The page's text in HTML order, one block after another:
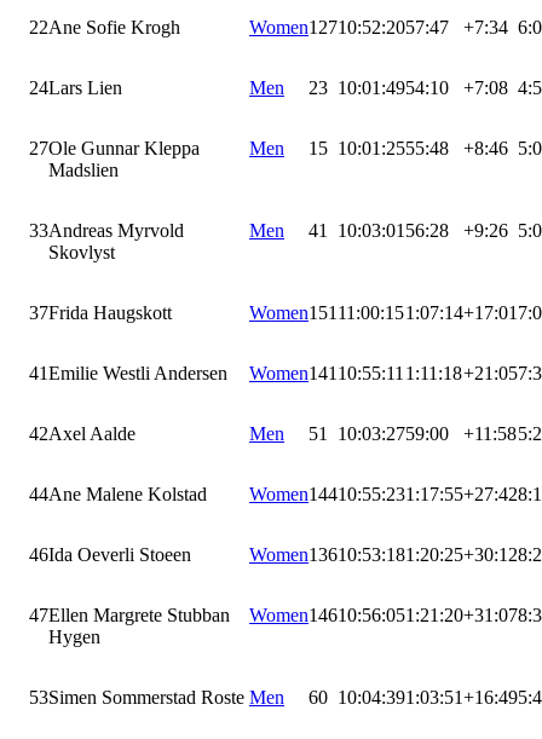
22Ane Sofie Krogh Women12710:52:2057:47 +7:34
24Lars Lien Men 23 10:01:4954:10 +7:08
27Ole Gunnar Kleppa
Madslien
Men 15 10:01:2555:48 +8:46
33Andreas Myrvold
Skovlyst
Men 41 10:03:01 56:28 +9:26
37Frida Haugskott Women151 11:00:151:07:14+17:01
41Emilie Westli Andersen Women141 10:55:11 1:11:18+21:05
42Axel Aalde Men 51 10:03:2759:00 +11:58
44Ane Malene Kolstad Women14410:55:231:17:55+27:42
46Ida Oeverli Stoeen Women13610:53:181:20:25+30:12
47Ellen Margrete Stubban
Hygen
Women14610:56:051:21:20+31:07
53Simen Sommerstad Roste Men 60 10:04:391:03:51+16:49